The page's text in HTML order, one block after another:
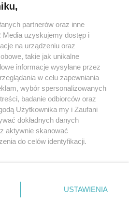
serwisie nie może być powielany i
w jakikolwiek sposób (w
na jakimkolwiek polu
włącznie z umieszczaniem w
właściciela praw. Jakiekolwiek użycie lub
lub w części z naruszeniem prawa,
zabronione pod groźbą kary i może być
partnerów oraz inne
Media uzyskujemy dostęp i
na urządzeniu oraz
takie jak unikalne
informacje wysyłane przez
w celu zapewniania
wybór spersonalizowanych
badanie odbiorców oraz
Użytkownika my i Zaufani
dokładnych danych
aktywnie skanować
do celów identyfikacji.
przycisk ustawień prywatności
dolnym rogu strony
USTAWIENIA